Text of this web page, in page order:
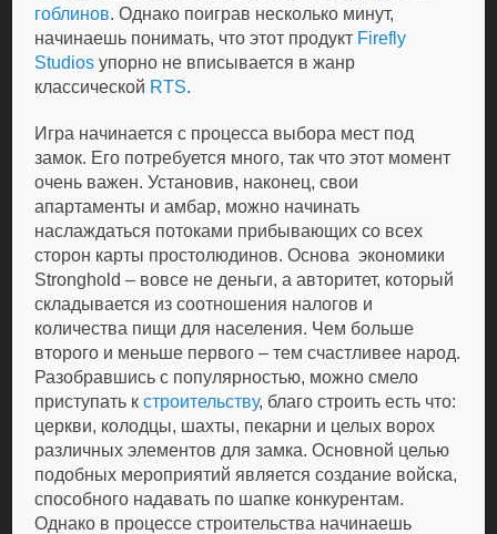
гоблинов. Однако поиграв несколько минут,
начинаешь понимать, что этот продукт Firefly
Studios упорно не вписывается в жанр
классической RTS.
Игра начинается с процесса выбора мест под
замок. Его потребуется много, так что этот момент
очень важен. Установив, наконец, свои
апартаменты и амбар, можно начинать
наслаждаться потоками прибывающих со всех
сторон карты простолюдинов. Основа экономики
Stronghold – вовсе не деньги, а авторитет, который
складывается из соотношения налогов и
количества пищи для населения. Чем больше
второго и меньше первого – тем счастливее народ.
Разобравшись с популярностью, можно смело
приступать кстроительству, благо строить есть что:
церкви, колодцы, шахты, пекарни и целых ворох
различных элементов для замка. Основной целью
подобных мероприятий является создание войска,
способного надавать по шапке конкурентам.
Однако в процессе строительства начинаешь